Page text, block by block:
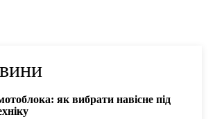
як вибрати навісне під